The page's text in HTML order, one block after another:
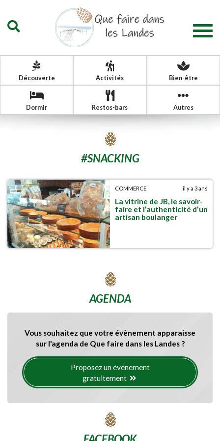
Découverte Activités Bien-être
Dormir Restos-bars Autres
#SNACKING
COMMERCE il y a 3 ans
La vitrine de JB, le savoir-
faire et l’authenticité d’un
artisan boulanger
AGENDA
Vous souhaitez que votre évènement apparaisse
sur l'agenda de Que faire dans les Landes ?
Proposez un évènement
gratuitement